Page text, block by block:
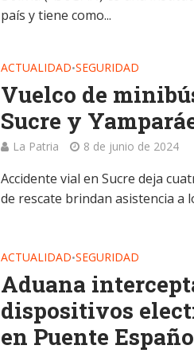
país y tiene como...
ACTUALIDAD•SEGURIDAD
Vuelco de
Sucre y
La Patria 8 de junio de 2024
Accidente vial en Sucre deja
de rescate brindan asistencia a
ACTUALIDAD•SEGURIDAD
Aduana
dispositivos
en Puente